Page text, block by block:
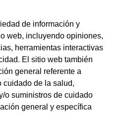
de información y
web, incluyendo opiniones,
herramientas interactivas
El sitio web también
general referente a
cuidado de la salud,
o suministros de cuidado
general y específica